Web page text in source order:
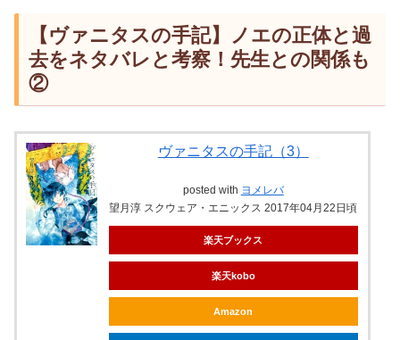
【ヴァニタスの手記】ノエの正体と過
去をネタバレと考察！先生との関係も
②
ヴァニタスの手記（3）
posted with ヨメレバ
望月淳 スクウェア・エニックス 2017年04月22日頃
楽天ブックス
楽天kobo
Amazon